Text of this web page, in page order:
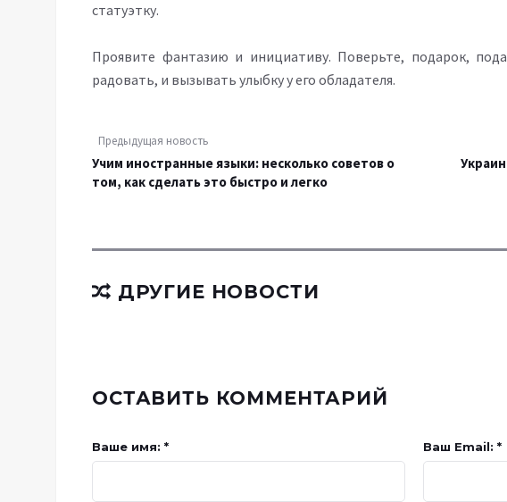
статуэтку.
Проявите фантазию и инициативу. Поверьте, подарок,
радовать, и вызывать улыбку у его обладателя.
Предыдущая новость
Учим иностранные языки: несколько советов о
том, как сделать это быстро и легко
ДРУГИЕ НОВОСТИ
ОСТАВИТЬ КОММЕНТАРИЙ
Ваше имя: * Ваш Email: *